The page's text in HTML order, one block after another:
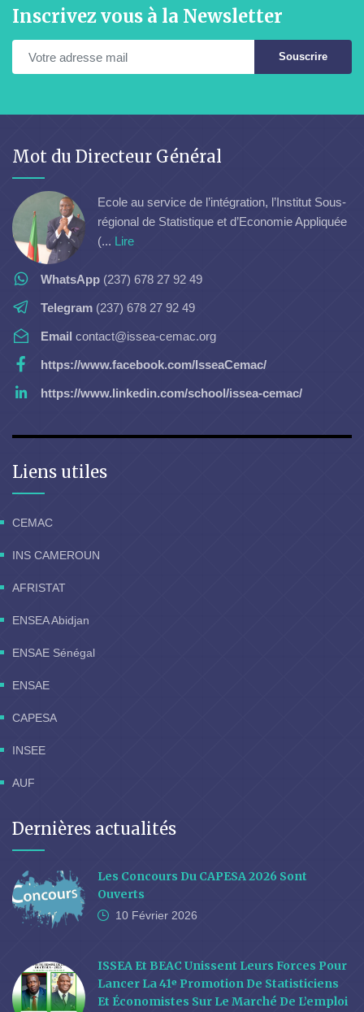
Inscrivez vous à la Newsletter
Souscrire
Mot du Directeur Général
Ecole au service de l’intégration, l’Institut Sous-
régional de Statistique et d’Economie Appliquée
(... Lire
WhatsApp (237) 678 27 92 49
Telegram (237) 678 27 92 49
Email contact@issea-cemac.org
https://www.facebook.com/IsseaCemac/
https://www.linkedin.com/school/issea-cemac/
Liens utiles
CEMAC
INS CAMEROUN
AFRISTAT
ENSEA Abidjan
ENSAE Sénégal
ENSAE
CAPESA
INSEE
AUF
Dernières actualités
Les Concours Du CAPESA 2026 Sont
Ouverts
10 Février 2026
ISSEA Et BEAC Unissent Leurs Forces Pour
Lancer La 41ᵉ Promotion De Statisticiens
Et Économistes Sur Le Marché De L’emploi